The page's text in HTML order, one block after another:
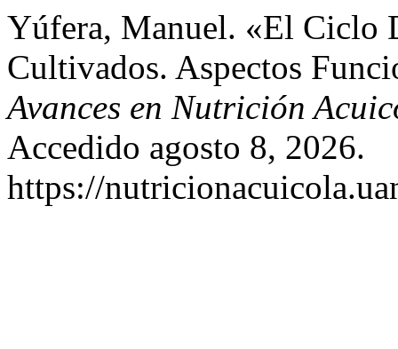
Yúfera, Manuel. «El Ciclo
Cultivados. Aspectos
Avances en Nutrición
Accedido agosto 8, 2026.
https://